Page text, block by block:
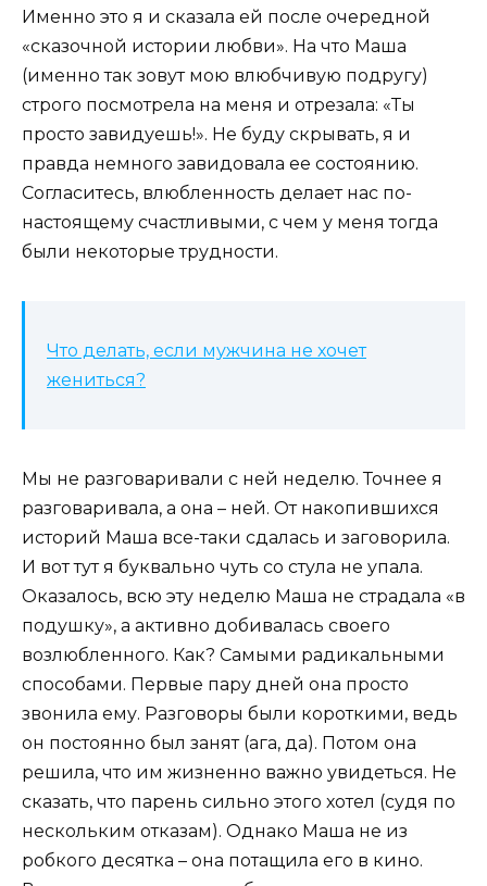
Именно это я и сказала ей после очередной
«сказочной истории любви». На что Маша
(именно так зовут мою влюбчивую подругу)
строго посмотрела на меня и отрезала: «Ты
просто завидуешь!». Не буду скрывать, я и
правда немного завидовала ее состоянию.
Согласитесь, влюбленность делает нас по-
настоящему счастливыми, с чем у меня тогда
были некоторые трудности.
Что делать, если мужчина не хочет
жениться?
Мы не разговаривали с ней неделю. Точнее я
разговаривала, а она – ней. От накопившихся
историй Маша все-таки сдалась и заговорила.
И вот тут я буквально чуть со стула не упала.
Оказалось, всю эту неделю Маша не страдала «в
подушку», а активно добивалась своего
возлюбленного. Как? Самыми радикальными
способами. Первые пару дней она просто
звонила ему. Разговоры были короткими, ведь
он постоянно был занят (ага, да). Потом она
решила, что им жизненно важно увидеться. Не
сказать, что парень сильно этого хотел (судя по
нескольким отказам). Однако Маша не из
робкого десятка – она потащила его в кино.